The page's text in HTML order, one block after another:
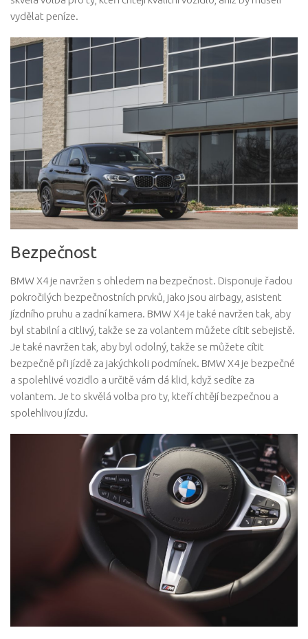
vydělat peníze.
Bezpečnost
BMW X4 je navržen s ohledem na bezpečnost. Disponuje řadou
pokročilých bezpečnostních prvků, jako jsou airbagy, asistent
jízdního pruhu a zadní kamera. BMW X4 je také navržen tak, aby
byl stabilní a citlivý, takže se za volantem můžete cítit sebejistě.
Je také navržen tak, aby byl odolný, takže se můžete cítit
bezpečně při jízdě za jakýchkoli podmínek. BMW X4 je bezpečné
a spolehlivé vozidlo a určitě vám dá klid, když sedíte za
volantem. Je to skvělá volba pro ty, kteří chtějí bezpečnou a
spolehlivou jízdu.